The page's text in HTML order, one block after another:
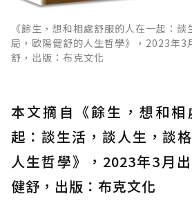
《餘生，想和相處舒服的人在一起：
局，歐陽健舒的人生哲學》，2023年3
舒，出版：布克文化
本文摘自《餘生，想和
起：談生活，談人生，談
人生哲學》，2023年3月
健舒，出版：布克文化